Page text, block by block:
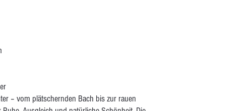
– vom plätschernden Bach bis zur rauen